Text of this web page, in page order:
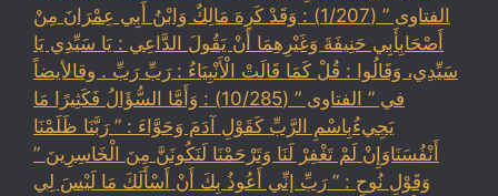
الفتاوى ” (1/207) : وَقَدْ كَرِهَ مَالِكٌ وَابْنُ أَبِي عِمْرَانَ مِنْ
أَصْحَابِأَبِي حَنِيفَةَ وَغَيْرِهِمَا أَنْ يَقُولَ الدَّاعِي : يَا سَيِّدِي يَا
سَيِّدِي، وَقَالُوا : قُلْ كَمَا قَالَتْ الْأَنْبِيَاءُ : رَبِّ رَبِّ . وقالأيضاً
في ” الفتاوى ” (10/285) : وَأَمَّا السُّؤَالُ فَكَثِيرًا مَا
يَجِيءُبِاسْمِ الرَّبِّ كَقَوْلِ آدَمَ وَحَوَّاءَ : ” رَبَّنَا ظَلَمْنَا
أَنْفُسَنَاوَإِنْ لَمْ تَغْفِرْ لَنَا وَتَرْحَمْنَا لَنَكُونَنَّ مِنَ الْخَاسِرِينَ ”
وَقَوْلِ نُوحٍ : ” رَبِّ إنِّي أَعُوذُ بِكَ أَنْ أَسْأَلَكَ مَا لَيْسَ لِي